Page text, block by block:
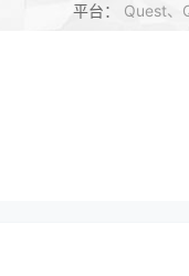
平台： Quest、